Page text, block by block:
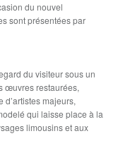
du nouvel
sont présentées par
du visiteur sous un
œuvres restaurées,
majeurs,
qui laisse place à la
limousins et aux